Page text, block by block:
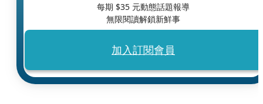
每期 $35 元動態話題報導
無限閱讀解鎖新鮮事
加入訂閱會員